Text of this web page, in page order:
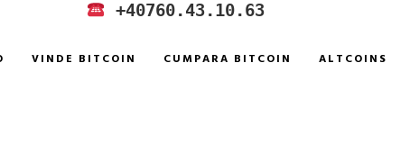
+40760.43.10.63
VINDE BITCOIN CUMPARA BITCOIN ALTCOINS